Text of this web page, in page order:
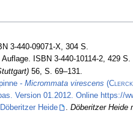
3-440-09071-X, 304 S.
Auflage. ISBN 3-440-10114-2, 429 S.
56, S. 69–131.
- Micrommata virescens (Clerck
Version 01.2012. Online https://
Heide . Döberitzer Heide